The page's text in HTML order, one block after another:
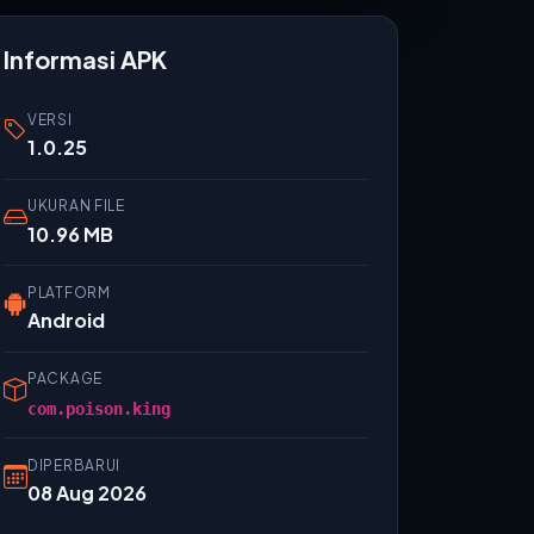
Informasi APK
VERSI
1.0.25
UKURAN FILE
10.96 MB
PLATFORM
Android
PACKAGE
com.poison.king
DIPERBARUI
08 Aug 2026